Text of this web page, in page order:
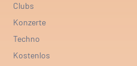
Clubs
Konzerte
Techno
Kostenlos